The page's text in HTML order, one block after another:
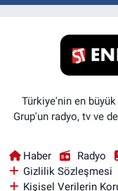
Türkiye'nin en
Grup'un radyo, tv ve
Haber Radyo
Gizlilik Sözleşmesi
Kişisel Verilerin